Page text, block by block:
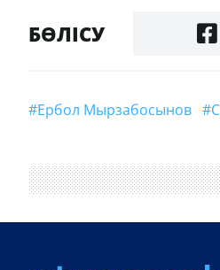
БӨЛІСУ
#Ербол Мырзабосынов